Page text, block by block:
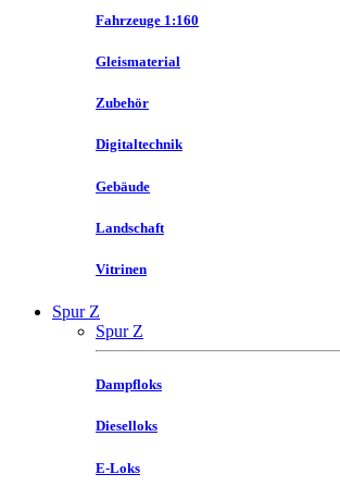
Fahrzeuge 1:160
Gleismaterial
Zubehör
Digitaltechnik
Gebäude
Landschaft
Vitrinen
Spur Z
Spur Z
Dampfloks
Dieselloks
E-Loks